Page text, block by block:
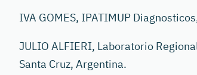
IVA GOMES, IPATIMUP
JULIO ALFIERI, Laboratorio
Santa Cruz, Argentina.